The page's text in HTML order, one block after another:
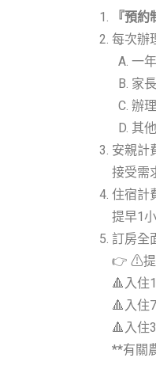
『預約
每次辦
一
家
辦
其
安親計
接受需
住宿計
提早1
訂房全
👉 ⚠提
🔺入住
🔺入住
🔺入住
**有關